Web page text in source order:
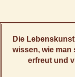
Die
wissen, wie man
erfreut und